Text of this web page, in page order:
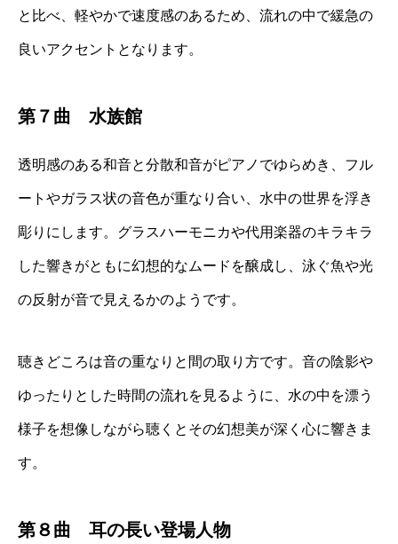
と比べ、軽やかで速度感のあるため、流れの中で緩急の
良いアクセントとなります。
第７曲 水族館
透明感のある和音と分散和音がピアノでゆらめき、フル
ートやガラス状の音色が重なり合い、水中の世界を浮き
彫りにします。グラスハーモニカや代用楽器のキラキラ
した響きがともに幻想的なムードを醸成し、泳ぐ魚や光
の反射が音で見えるかのようです。
聴きどころは音の重なりと間の取り方です。音の陰影や
ゆったりとした時間の流れを見るように、水の中を漂う
様子を想像しながら聴くとその幻想美が深く心に響きま
す。
第８曲 耳の長い登場人物